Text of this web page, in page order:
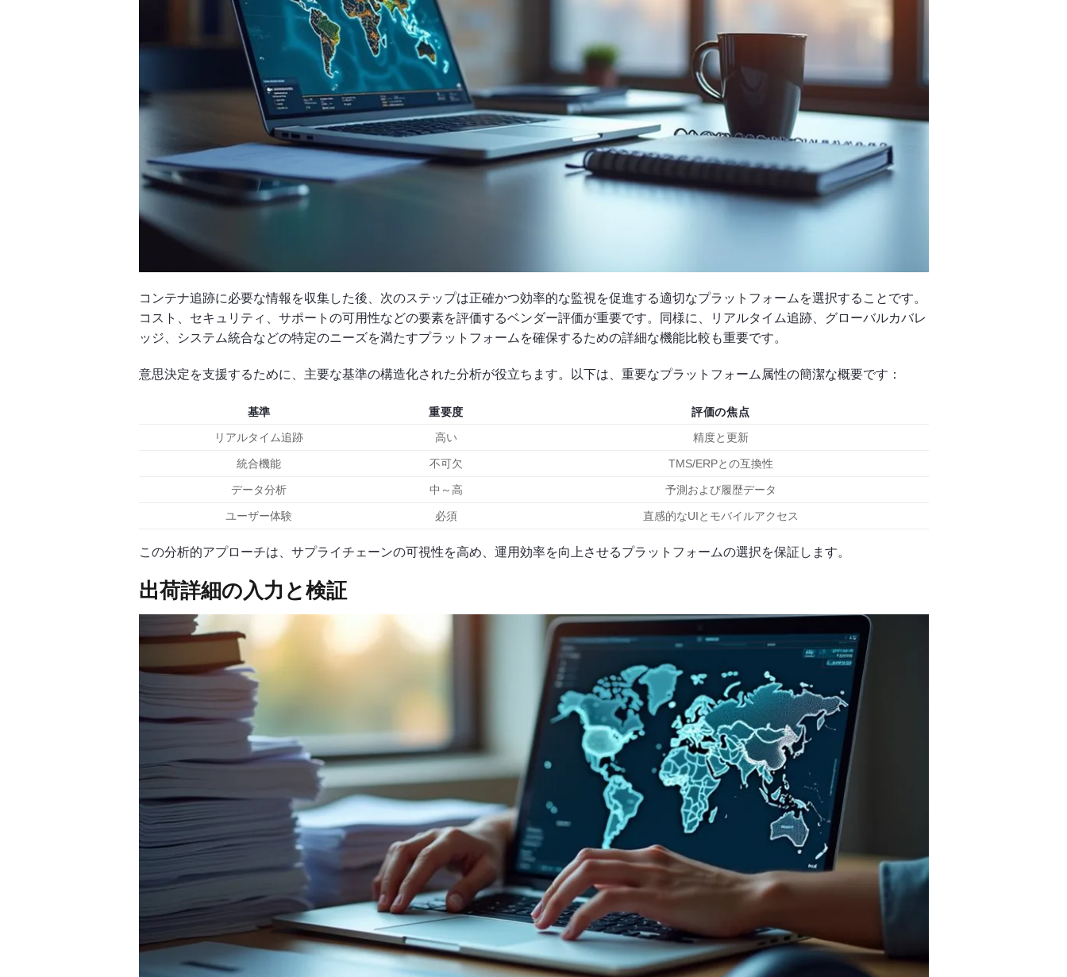
コンテナ追跡に必要な情報を収集した後、次のステップは正確かつ効率的な監視を促進する適切なプラットフォームを選択することです。
コスト、セキュリティ、サポートの可用性などの要素を評価するベンダー評価が重要です。同様に、リアルタイム追跡、グローバルカバレ
ッジ、システム統合などの特定のニーズを満たすプラットフォームを確保するための詳細な機能比較も重要です。
意思決定を支援するために、主要な基準の構造化された分析が役立ちます。以下は、重要なプラットフォーム属性の簡潔な概要です：
基準 重要度
評価の焦点
リアルタイム追跡
高い 精度と更新
統合機能 不可欠 TMS/ERPとの互換性
データ分析 中～高 予測および履歴データ
ユーザー体験 必須 直感的なUIとモバイルアクセス
この分析的アプローチは、サプライチェーンの可視性を高め、運用効率を向上させるプラットフォームの選択を保証します。
出荷詳細の入力と検証